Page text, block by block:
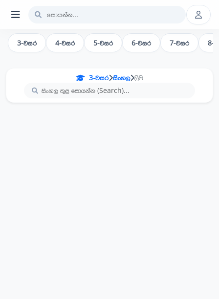
3-වසර 4-වසර 5-වසර 6-වසර 7-වසර 8-
3-වසර සිංහල ලිපි